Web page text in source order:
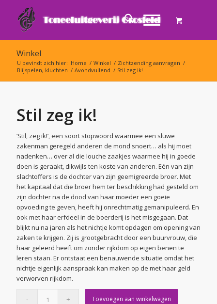
Winkel
U bevindt zich hier: Home / Winkel / Zichtzending aanvragen /
Blijspelen, kluchten / Avondvullend / Stil zeg ik!
Stil zeg ik!
‘Stil, zeg ik!’, een soort stopwoord waarmee een sluwe
zakenman geregeld anderen de mond snoert… als hij moet
nadenken… over al die louche zaakjes waarmee hij in goede
doen is geraakt, dikwijls ten koste van anderen. Eén van zijn
slachtoffers is de dochter van zijn geemigreerde broer. Met
het kapitaal dat die broer hem ter beschikking had gesteld om
zijn dochter na de dood van haar moeder een goeie
opvoeding te geven, heeft hij onrechtmatig gemanipuleerd. En
ook met haar erfdeel in de boerderij is het misgegaan. Dat
blijkt nu na jaren als het nichtje komt opdagen om opening van
zaken te krijgen. Zij is grootgebracht door een buurvrouw, die
haar geleerd heeft om zonder rijkdom op eigen benen te
leren staan. Er ontstaat een benauwende situatie omdat het
nichtje eigenlijk aanspraak kan maken op de met haar geld
verworven rijkdom.
Toevoegen aan winkelwagen